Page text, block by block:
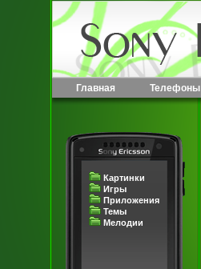
Главная Телефоны
Картинки
Игры
Приложения
Темы
Мелодии